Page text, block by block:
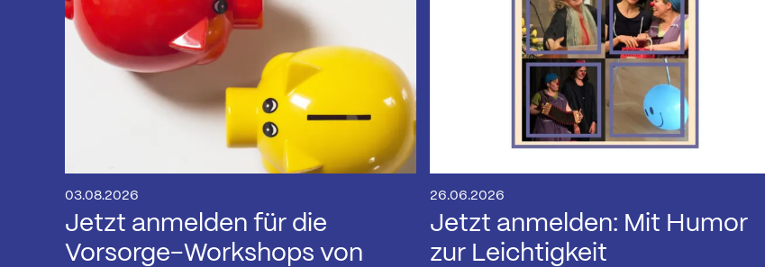
03.08.2026
Jetzt anmelden für die
Vorsorge-Workshops von
26.06.2026
Jetzt anmelden: Mit Humor
zur Leichtigkeit